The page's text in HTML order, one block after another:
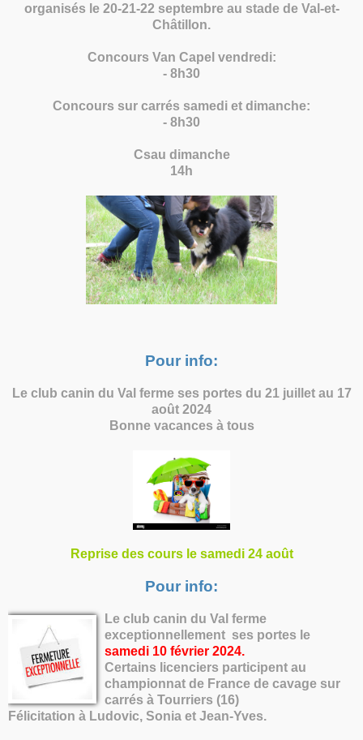
organisés le 20-21-22 septembre au stade de Val-et-
Châtillon.
Concours Van Capel vendredi:
- 8h30
Concours sur carrés samedi et dimanche:
- 8h30
Csau dimanche
14h
Pour info:
Le club canin du Val ferme ses portes du 21 juillet au 17
août 2024
Bonne vacances à tous
Reprise des cours le samedi 24 août
Pour info:
Le club canin du Val ferme
exceptionnellement ses portes le
samedi 10 février 2024.
Certains licenciers participent au
championnat de France de cavage sur
carrés à Tourriers (16)
Félicitation à Ludovic, Sonia et Jean-Yves.